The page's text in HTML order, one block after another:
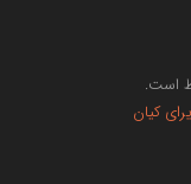
است.
کیان